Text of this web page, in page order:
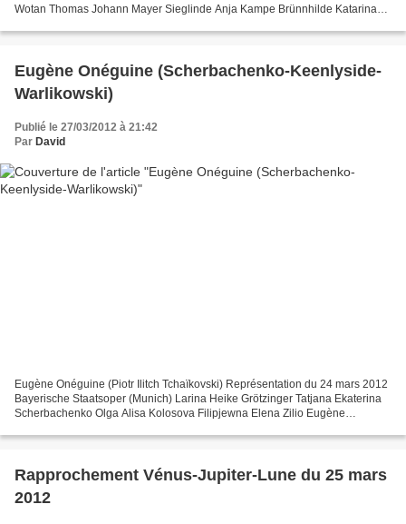
Wotan Thomas Johann Mayer Sieglinde Anja Kampe Brünnhilde Katarina
Eugène Onéguine (Scherbachenko-Keenlyside-
Warlikowski)
Publié le 27/03/2012 à 21:42
Par David
Eugène Onéguine (Piotr Ilitch Tchaïkovski) Représentation du 24 mars 2012
Bayerische Staatsoper (Munich) Larina Heike Grötzinger Tatjana Ekaterina
Scherbachenko Olga Alisa Kolosova Filipjewna Elena Zilio Eugène
Rapprochement Vénus-Jupiter-Lune du 25 mars
2012